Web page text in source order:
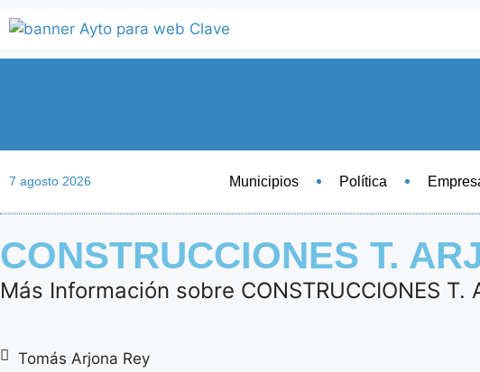
7 agosto 2026 Municipios Política
CONSTRUCCIONES T.
Más Información sobre CONSTRUCCIONES T.
Tomás Arjona Rey